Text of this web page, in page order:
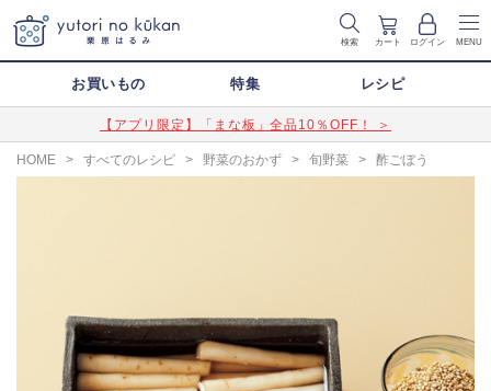
検索 カート ログイン MENU
お買いもの 特集 レシピ
【アプリ限定】「まな板」全品10％OFF！ ＞
HOME > すべてのレシピ > 野菜のおかず > 旬野菜 > 酢ごぼう